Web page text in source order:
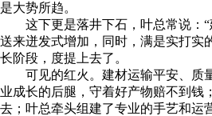
是大势所趋。
这下更是落井下石，叶总常说：“
送来迸发式增加，同时，满是实打实
长阶段，度提上去了。
可见的红火。建材运输平安、质量
业成长的后腿，守着好产物赔不到钱
去；叶总牵头组建了专业的手艺和运